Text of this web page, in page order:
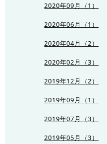
2020年09月（1）
2020年06月（1）
2020年04月（2）
2020年02月（3）
2019年12月（2）
2019年09月（1）
2019年07月（3）
2019年05月（3）